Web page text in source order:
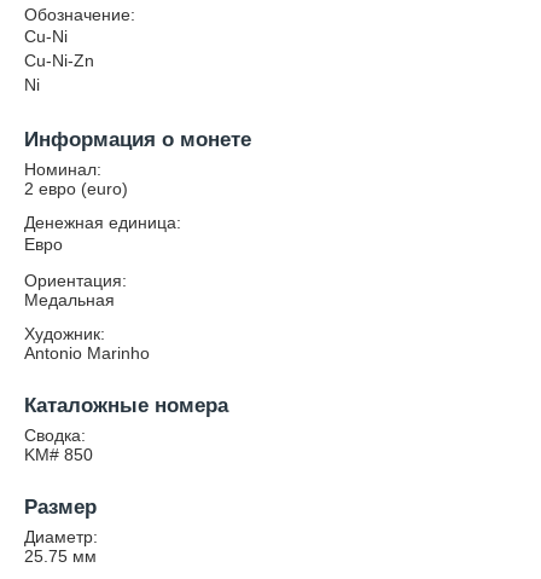
Обозначение:
Cu-Ni
Cu-Ni-Zn
Ni
Информация о монете
Номинал:
2 евро (euro)
Денежная единица:
Евро
Ориентация:
Медальная
Художник:
Antonio Marinho
Каталожные номера
Сводка:
KM# 850
Размер
Диаметр:
25.75 мм